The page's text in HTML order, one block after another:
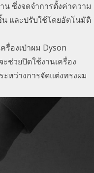
น ซึ่งจดจำการตั้งค่าความ
และปรับใช้โดยอัตโนมัติ
ครื่องเป่าผม Dyson
ช่วยปิดใช้งานเครื่อง
หว่างการจัดแต่งทรงผม